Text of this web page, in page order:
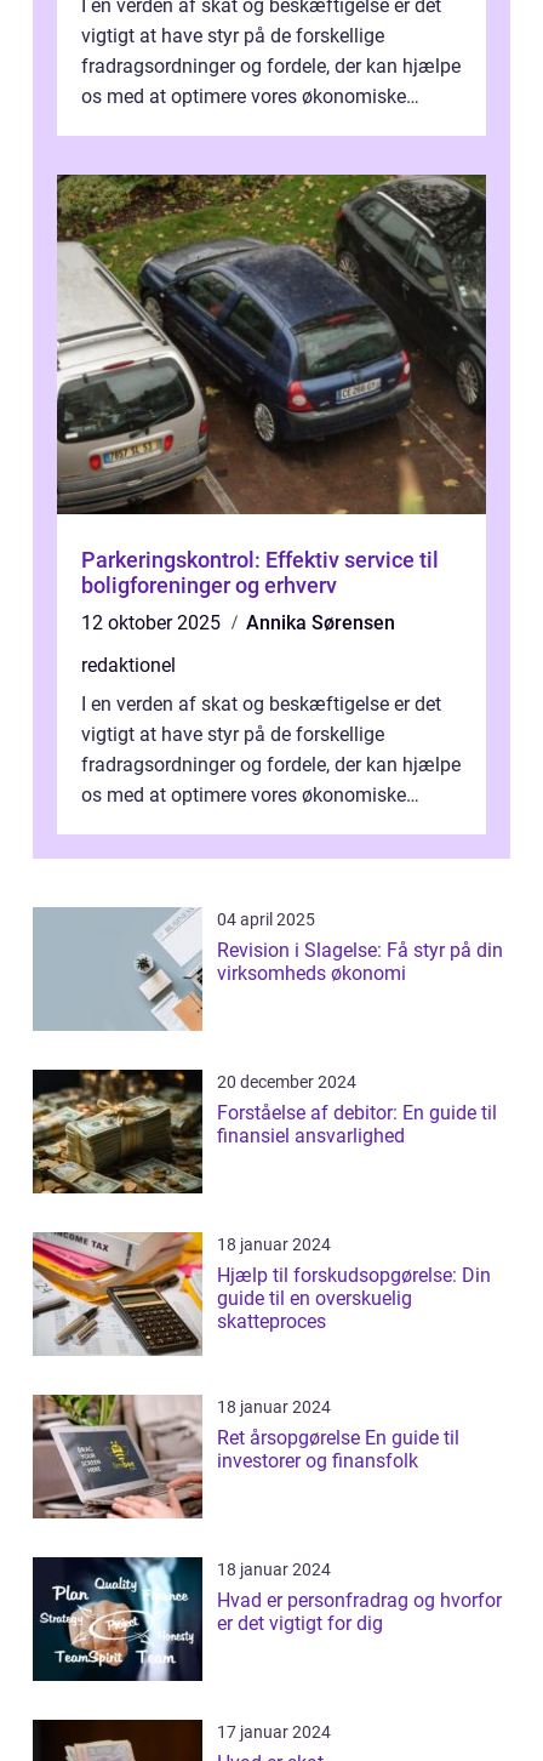
I en verden af skat og beskæftigelse er det
vigtigt at have styr på de forskellige
fradragsordninger og fordele, der kan hjælpe
os med at optimere vores økonomiske
Parkeringskontrol: Effektiv service til
boligforeninger og erhverv
12 oktober 2025
Annika Sørensen
redaktionel
I en verden af skat og beskæftigelse er det
vigtigt at have styr på de forskellige
fradragsordninger og fordele, der kan hjælpe
os med at optimere vores økonomiske
04 april 2025
Revision i Slagelse: Få styr på din
virksomheds økonomi
20 december 2024
Forståelse af debitor: En guide til
finansiel ansvarlighed
18 januar 2024
Hjælp til forskudsopgørelse: Din
guide til en overskuelig
skatteproces
18 januar 2024
Ret årsopgørelse En guide til
investorer og finansfolk
18 januar 2024
Hvad er personfradrag og hvorfor
er det vigtigt for dig
17 januar 2024